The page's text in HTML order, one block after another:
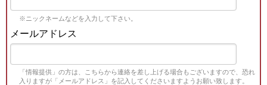
※ニックネームなどを入力して下さい。
メールアドレス
「情報提供」の方は、こちらから連絡を差し上げる場合もございますので、恐れ
入りますが「メールアドレス」を記入してくださいますようお願い致します。